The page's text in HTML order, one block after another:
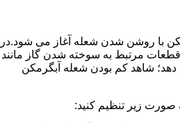
با روشن شدن شعله آغاز می شود.در
مرتبط به سوخته شدن گاز مانند
دهد؛ شاهد کم بودن شعله آبگرمکن
صورت زیر تنظیم کنید: